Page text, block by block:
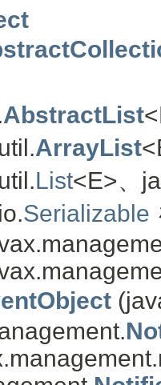
AbstractList
ArrayList
List<E>、
Serializable